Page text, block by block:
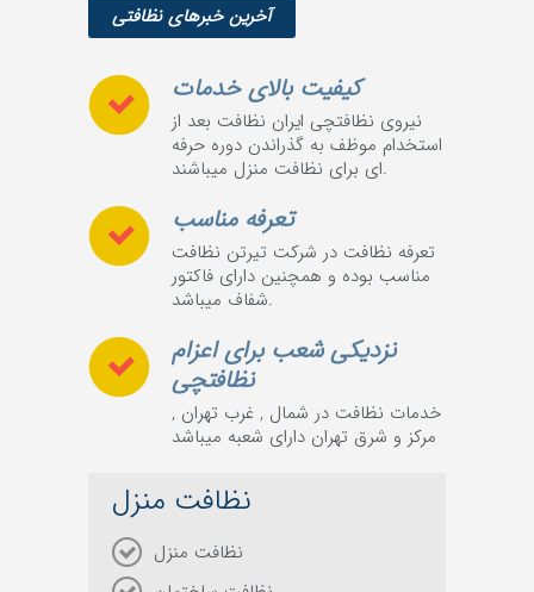
آخرین خبرهای نظافتی
کیفیت بالای خدمات
نیروی نظافتچی ایران نظافت بعد از
استخدام موظف به گذراندن دوره حرفه
ای برای نظافت منزل میباشند.
تعرفه مناسب
تعرفه نظافت در شرکت تیرتن نظافت
مناسب بوده و همچنین دارای فاکتور
شفاف میباشد.
نزدیکی شعب برای اعزام
نظافتچی
خدمات نظافت در شمال , غرب تهران ,
مرکز و شرق تهران دارای شعبه میباشد
نظافت منزل
نظافت منزل